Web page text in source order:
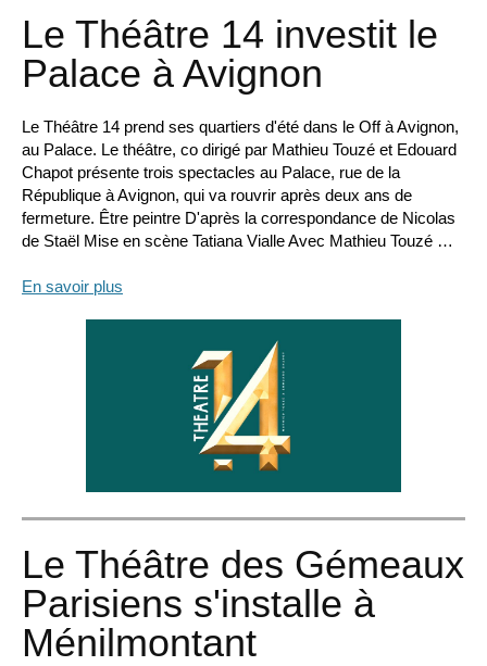
Le Théâtre 14 investit le
Palace à Avignon
Le Théâtre 14 prend ses quartiers d'été dans le Off à Avignon,
au Palace. Le théâtre, co dirigé par Mathieu Touzé et Edouard
Chapot présente trois spectacles au Palace, rue de la
République à Avignon, qui va rouvrir après deux ans de
fermeture. Être peintre D'après la correspondance de Nicolas
de Staël Mise en scène Tatiana Vialle Avec Mathieu Touzé …
En savoir plus
Le Théâtre des Gémeaux
Parisiens s'installe à
Ménilmontant